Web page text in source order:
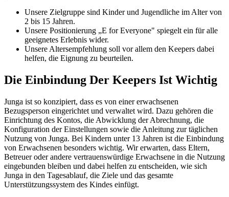
Unsere Zielgruppe sind Kinder und Jugendliche im Alter von
2 bis 15 Jahren.
Unsere Positionierung „E for Everyone" spiegelt ein für alle
geeignetes Erlebnis wider.
Unsere Altersempfehlung soll vor allem den Keepers dabei
helfen, die Eignung zu beurteilen.
Die Einbindung Der Keepers Ist Wichtig
Junga ist so konzipiert, dass es von einer erwachsenen
Bezugsperson eingerichtet und verwaltet wird. Dazu gehören die
Einrichtung des Kontos, die Abwicklung der Abrechnung, die
Konfiguration der Einstellungen sowie die Anleitung zur täglichen
Nutzung von Junga. Bei Kindern unter 13 Jahren ist die Einbindung
von Erwachsenen besonders wichtig. Wir erwarten, dass Eltern,
Betreuer oder andere vertrauenswürdige Erwachsene in die Nutzung
eingebunden bleiben und dabei helfen zu entscheiden, wie sich
Junga in den Tagesablauf, die Ziele und das gesamte
Unterstützungssystem des Kindes einfügt.